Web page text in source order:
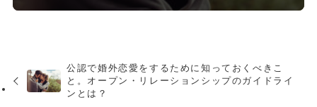
公認で婚外恋愛をするために知っておくべきこ
と。オープン・リレーションシップのガイドライ
ンとは？